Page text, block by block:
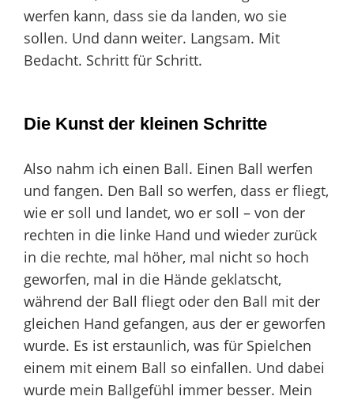
werfen kann, dass sie da landen, wo sie
sollen. Und dann weiter. Langsam. Mit
Bedacht. Schritt für Schritt.
Die Kunst der kleinen Schritte
Also nahm ich einen Ball. Einen Ball werfen
und fangen. Den Ball so werfen, dass er fliegt,
wie er soll und landet, wo er soll – von der
rechten in die linke Hand und wieder zurück
in die rechte, mal höher, mal nicht so hoch
geworfen, mal in die Hände geklatscht,
während der Ball fliegt oder den Ball mit der
gleichen Hand gefangen, aus der er geworfen
wurde. Es ist erstaunlich, was für Spielchen
einem mit einem Ball so einfallen. Und dabei
wurde mein Ballgefühl immer besser. Mein